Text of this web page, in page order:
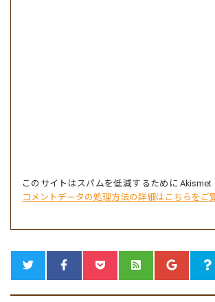
このサイトはスパムを低減するために Akismet
コメントデータの処理方法の詳細はこちらをご